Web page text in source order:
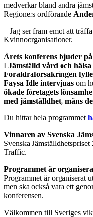
medverkar bland andra
Regioners ordförande
– Jag ser fram emot att
Kvinnoorganisationer.
Årets konferens bjuder
I Jämställd vård och hälsa
Föräldraförsäkringen
Faysa Idle intervjuas om
ökade företagets
med jämställdhet, mäns
Du hittar hela programmet
Vinnaren av Svenska
Svenska
Traffic.
Programmet är
Programmet är organiserat
men ska också vara ett
konferensen.
Välkommen till Sveriges